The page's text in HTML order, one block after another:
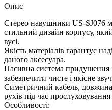
Опис
Стерео навушники US-SJ076
стильний дизайн корпусу,
вусі.
Якість матеріалів гарантує
даного аксесуара.
Пасивна система придушення
забезпечити чисте і якісне
Симетричний кабель,
рухів під час
Особливості: